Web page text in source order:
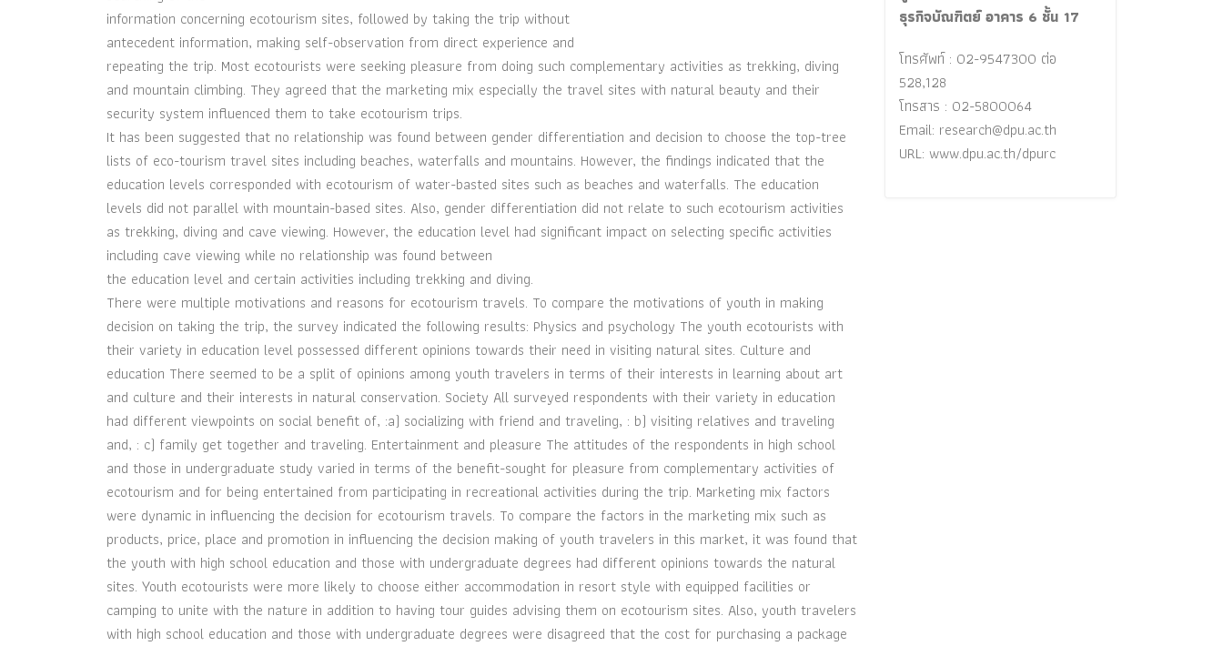
information concerning ecotourism sites, followed by taking the trip without
antecedent information, making self-observation from direct experience and
repeating the trip. Most ecotourists were seeking pleasure from doing such complementary activities as trekking, diving
and mountain climbing. They agreed that the marketing mix especially the travel sites with natural beauty and their
security system influenced them to take ecotourism trips.
It has been suggested that no relationship was found between gender differentiation and decision to choose the top-tree
lists of eco-tourism travel sites including beaches, waterfalls and mountains. However, the findings indicated that the
education levels corresponded with ecotourism of water-basted sites such as beaches and waterfalls. The education
levels did not parallel with mountain-based sites. Also, gender differentiation did not relate to such ecotourism activities
as trekking, diving and cave viewing. However, the education level had significant impact on selecting specific activities
including cave viewing while no relationship was found between
the education level and certain activities including trekking and diving.
There were multiple motivations and reasons for ecotourism travels. To compare the motivations of youth in making
decision on taking the trip, the survey indicated the following results: Physics and psychology The youth ecotourists with
their variety in education level possessed different opinions towards their need in visiting natural sites. Culture and
education There seemed to be a split of opinions among youth travelers in terms of their interests in learning about art
and culture and their interests in natural conservation. Society All surveyed respondents with their variety in education
had different viewpoints on social benefit of, :a) socializing with friend and traveling, : b) visiting relatives and traveling
and, : c) family get together and traveling. Entertainment and pleasure The attitudes of the respondents in high school
and those in undergraduate study varied in terms of the benefit-sought for pleasure from complementary activities of
ecotourism and for being entertained from participating in recreational activities during the trip. Marketing mix factors
were dynamic in influencing the decision for ecotourism travels. To compare the factors in the marketing mix such as
products, price, place and promotion in influencing the decision making of youth travelers in this market, it was found that
the youth with high school education and those with undergraduate degrees had different opinions towards the natural
sites. Youth ecotourists were more likely to choose either accommodation in resort style with equipped facilities or
camping to unite with the nature in addition to having tour guides advising them on ecotourism sites. Also, youth travelers
with high school education and those with undergraduate degrees were disagreed that the cost for purchasing a package
ธุรกิจบัณฑิตย์ อาคาร 6 ชั้น 17
โทรศัพท์ : 02-9547300 ต่อ
528,128
โทรสาร : 02-5800064
Email: research@dpu.ac.th
URL: www.dpu.ac.th/dpurc